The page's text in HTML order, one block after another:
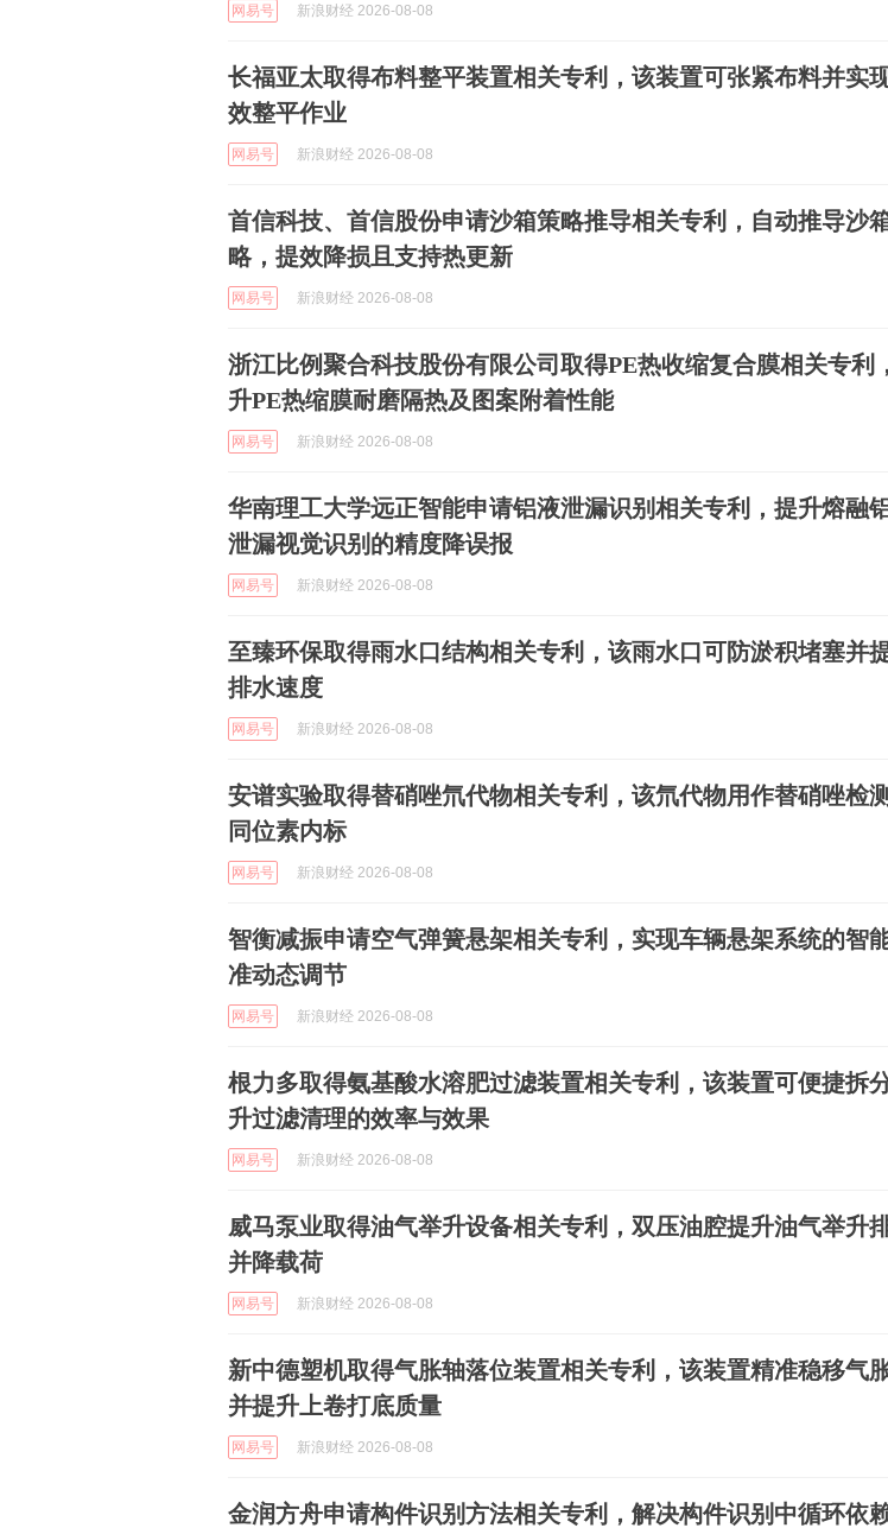
网易号 新浪财经 2026-08-08
长福亚太取得布料整平装置相关专利，该装置可张紧布料并实
效整平作业
网易号 新浪财经 2026-08-08
首信科技、首信股份申请沙箱策略推导相关专利，自动推导沙
略，提效降损且支持热更新
网易号 新浪财经 2026-08-08
浙江比例聚合科技股份有限公司取得PE热收缩复合膜相关专利
升PE热缩膜耐磨隔热及图案附着性能
网易号 新浪财经 2026-08-08
华南理工大学远正智能申请铝液泄漏识别相关专利，提升熔融
泄漏视觉识别的精度降误报
网易号 新浪财经 2026-08-08
至臻环保取得雨水口结构相关专利，该雨水口可防淤积堵塞并
排水速度
网易号 新浪财经 2026-08-08
安谱实验取得替硝唑氘代物相关专利，该氘代物用作替硝唑检
同位素内标
网易号 新浪财经 2026-08-08
智衡减振申请空气弹簧悬架相关专利，实现车辆悬架系统的智
准动态调节
网易号 新浪财经 2026-08-08
根力多取得氨基酸水溶肥过滤装置相关专利，该装置可便捷拆
升过滤清理的效率与效果
网易号 新浪财经 2026-08-08
威马泵业取得油气举升设备相关专利，双压油腔提升油气举升
并降载荷
网易号 新浪财经 2026-08-08
新中德塑机取得气胀轴落位装置相关专利，该装置精准稳移气
并提升上卷打底质量
网易号 新浪财经 2026-08-08
金润方舟申请构件识别方法相关专利，解决构件识别中循环依